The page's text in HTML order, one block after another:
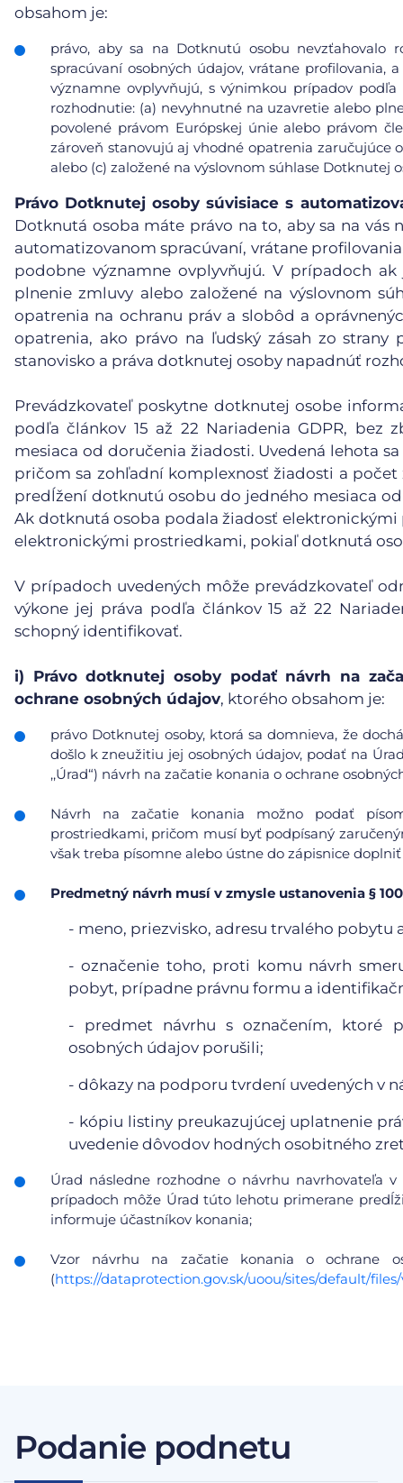
obsahom je:
právo, aby sa na Dotknutú osobu nevzťahovalo
spracúvaní osobných údajov, vrátane
významne ovplyvňujú, s výnimkou prípadov
rozhodnutie: (a) nevyhnutné na uzavretie alebo
povolené právom Európskej únie alebo právom
zároveň stanovujú aj vhodné opatrenia zaručujúce
alebo (c) založené na výslovnom súhlase Dotknutej
Právo Dotknutej osoby súvisiace s
Dotknutá osoba máte právo na to, aby sa na vás
automatizovanom spracúvaní, vrátane
podobne významne ovplyvňujú. V prípadoch
plnenie zmluvy alebo založené na výslovnom
opatrenia na ochranu práv a slobôd a
opatrenia, ako právo na ľudský zásah zo
stanovisko a práva dotknutej osoby napadnúť
Prevádzkovateľ poskytne dotknutej osobe
podľa článkov 15 až 22 Nariadenia GDPR,
mesiaca od doručenia žiadosti. Uvedená lehota
pričom sa zohľadní komplexnosť žiadosti a
predĺžení dotknutú osobu do jedného mesiaca
Ak dotknutá osoba podala žiadosť
elektronickými prostriedkami, pokiaľ dotknutá
V prípadoch uvedených môže prevádzkovateľ
výkone jej práva podľa článkov 15 až 22
schopný identifikovať.
i) Právo dotknutej osoby podať návrh na
ochrane osobných údajov, ktorého obsahom je:
právo Dotknutej osoby, ktorá sa domnieva, že
došlo k zneužitiu jej osobných údajov, podať na
,,Úrad“) návrh na začatie konania o ochrane
Návrh na začatie konania možno podať
prostriedkami, pričom musí byť podpísaný
však treba písomne alebo ústne do zápisnice
Predmetný návrh musí v zmysle ustanovenia §
- meno, priezvisko, adresu trvalého pobytu
- označenie toho, proti komu návrh
pobyt, prípadne právnu formu a
- predmet návrhu s označením, ktoré
osobných údajov porušili;
- dôkazy na podporu tvrdení uvedených v
- kópiu listiny preukazujúcej uplatnenie
uvedenie dôvodov hodných osobitného
Úrad následne rozhodne o návrhu navrhovateľa
prípadoch môže Úrad túto lehotu primerane
informuje účastníkov konania;
Vzor návrhu na začatie konania o ochrane
(https://dataprotection.gov.sk/uoou/sites/default/
Podanie podnetu